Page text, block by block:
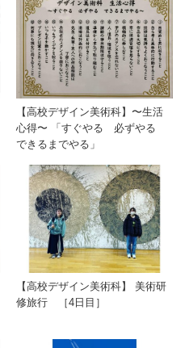
【高校デザイン美術科】〜生活
心得〜 「すぐやる 必ずやる
できるまでやる」
【高校デザイン美術科】 美術研
修旅行 ［4日目］